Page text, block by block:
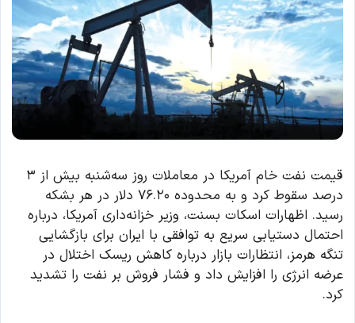
قیمت نفت خام آمریکا در معاملات روز سه‌شنبه بیش از ۳
درصد سقوط کرد و به محدوده ۷۶.۲۰ دلار در هر بشکه
رسید. اظهارات اسکات بسنت، وزیر خزانه‌داری آمریکا، درباره
احتمال دستیابی سریع به توافقی با ایران برای بازگشایی
تنگه هرمز، انتظارات بازار درباره کاهش ریسک اختلال در
عرضه انرژی را افزایش داد و فشار فروش بر نفت را تشدید
کرد.